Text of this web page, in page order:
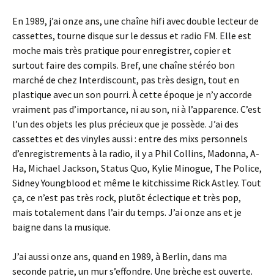
En 1989, j’ai onze ans, une chaîne hifi avec double lecteur de
cassettes, tourne disque sur le dessus et radio FM. Elle est
moche mais très pratique pour enregistrer, copier et
surtout faire des compils. Bref, une chaîne stéréo bon
marché de chez Interdiscount, pas très design, tout en
plastique avec un son pourri. À cette époque je n’y accorde
vraiment pas d’importance, ni au son, ni à l’apparence. C’est
l’un des objets les plus précieux que je possède. J’ai des
cassettes et des vinyles aussi : entre des mixs personnels
d’enregistrements à la radio, il y a Phil Collins, Madonna, A-
Ha, Michael Jackson, Status Quo, Kylie Minogue, The Police,
Sidney Youngblood et même le kitchissime Rick Astley. Tout
ça, ce n’est pas très rock, plutôt éclectique et très pop,
mais totalement dans l’air du temps. J’ai onze ans et je
baigne dans la musique.
J’ai aussi onze ans, quand en 1989, à Berlin, dans ma
seconde patrie, un mur s’effondre. Une brèche est ouverte.